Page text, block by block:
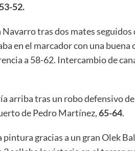
53-52.
tras dos mates seguidos
en el marcador con una
a 58-62. Intercambio de
arriba tras un robo defensivo
de Pedro Martínez,65-64.
pintura gracias a un gran Olek